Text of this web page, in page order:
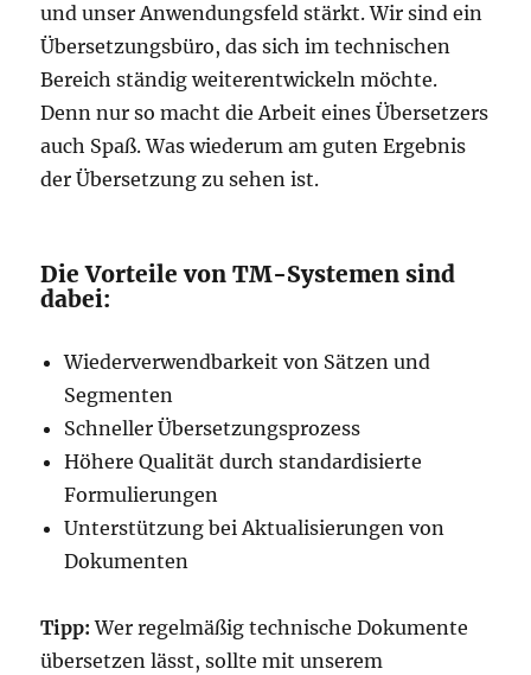
und unser Anwendungsfeld stärkt. Wir sind ein
Übersetzungsbüro, das sich im technischen
Bereich ständig weiterentwickeln möchte.
Denn nur so macht die Arbeit eines Übersetzers
auch Spaß. Was wiederum am guten Ergebnis
der Übersetzung zu sehen ist.
Die Vorteile von TM-Systemen sind
dabei:
Wiederverwendbarkeit von Sätzen und
Segmenten
Schneller Übersetzungsprozess
Höhere Qualität durch standardisierte
Formulierungen
Unterstützung bei Aktualisierungen von
Dokumenten
Tipp: Wer regelmäßig technische Dokumente
übersetzen lässt, sollte mit unserem